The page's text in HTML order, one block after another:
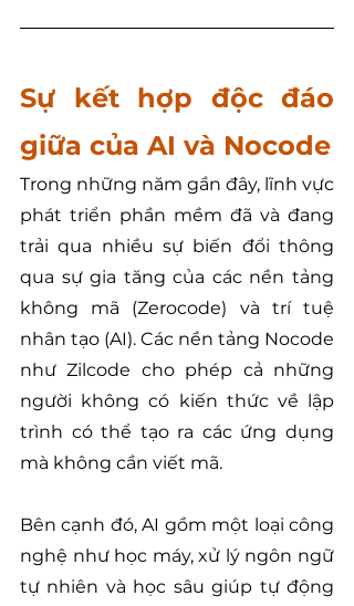
Sự kết hợp độc đáo
giữa của AI và Nocode
Trong những năm gần đây, lĩnh vực
phát triển phần mềm đã và đang
trải qua nhiều sự biến đổi thông
qua sự gia tăng của các nền tảng
không mã (Zerocode) và trí tuệ
nhân tạo (AI). Các nền tảng Nocode
như Zilcode cho phép cả những
người không có kiến thức về lập
trình có thể tạo ra các ứng dụng
mà không cần viết mã.
Bên cạnh đó, AI gồm một loại công
nghệ như học máy, xử lý ngôn ngữ
tự nhiên và học sâu giúp tự động